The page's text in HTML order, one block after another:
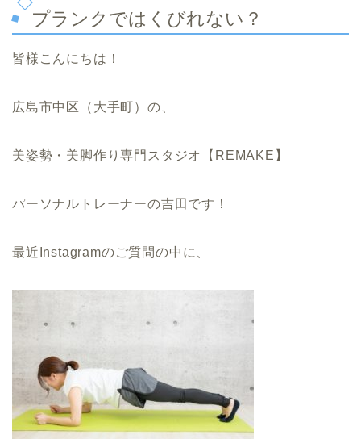
プランクではくびれない？
皆様こんにちは！
広島市中区（大手町）の、
美姿勢・美脚作り専門スタジオ【REMAKE】
パーソナルトレーナーの吉田です！
最近Instagramのご質問の中に、